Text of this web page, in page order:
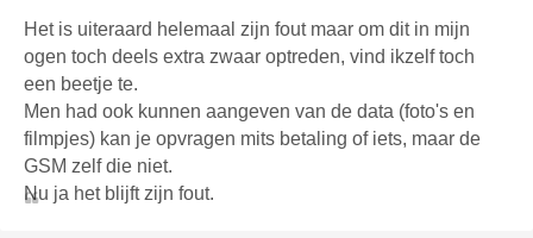
Het is uiteraard helemaal zijn fout maar om dit in mijn
ogen toch deels extra zwaar optreden, vind ikzelf toch
een beetje te.
Men had ook kunnen aangeven van de data (foto's en
filmpjes) kan je opvragen mits betaling of iets, maar de
GSM zelf die niet.
Nu ja het blijft zijn fout.